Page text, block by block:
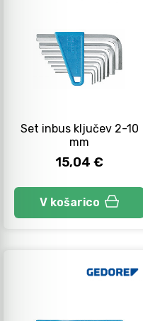
Set inbus ključev 2-10
mm
15,04 €
V košarico